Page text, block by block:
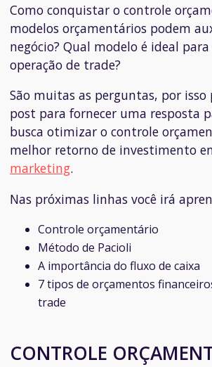
Como conquistar o controle
modelos orçamentários podem
negócio? Qual modelo é ideal
operação de trade?
São muitas as perguntas, por isso
post para fornecer uma resposta
busca otimizar o controle
melhor retorno de investimento
marketing.
Nas próximas linhas você irá
​Controle orçamentário
Método de Pacioli
A importância do fluxo de caixa
7 tipos de orçamentos
trade
CONTROLE